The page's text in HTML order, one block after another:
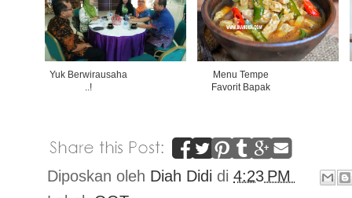
Yuk Berwirausaha
..!
Menu Tempe
Favorit Bapak
Diposkan oleh Diah Didi di 4:23 PM